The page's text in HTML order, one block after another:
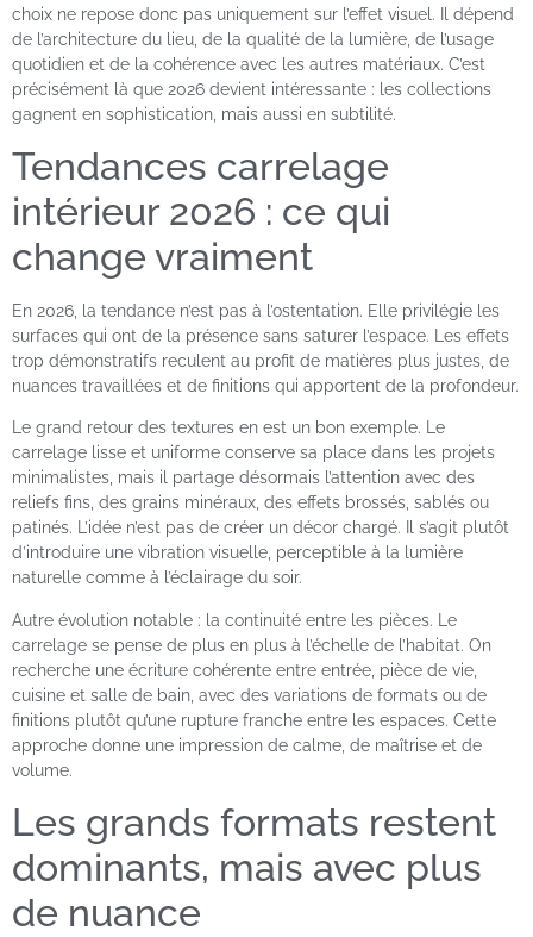
choix ne repose donc pas uniquement sur l’effet visuel. Il dépend
de l’architecture du lieu, de la qualité de la lumière, de l’usage
quotidien et de la cohérence avec les autres matériaux. C’est
précisément là que 2026 devient intéressante : les collections
gagnent en sophistication, mais aussi en subtilité.
Tendances carrelage
intérieur 2026 : ce qui
change vraiment
En 2026, la tendance n’est pas à l’ostentation. Elle privilégie les
surfaces qui ont de la présence sans saturer l’espace. Les effets
trop démonstratifs reculent au profit de matières plus justes, de
nuances travaillées et de finitions qui apportent de la profondeur.
Le grand retour des textures en est un bon exemple. Le
carrelage lisse et uniforme conserve sa place dans les projets
minimalistes, mais il partage désormais l’attention avec des
reliefs fins, des grains minéraux, des effets brossés, sablés ou
patinés. L’idée n’est pas de créer un décor chargé. Il s’agit plutôt
d’introduire une vibration visuelle, perceptible à la lumière
naturelle comme à l’éclairage du soir.
Autre évolution notable : la continuité entre les pièces. Le
carrelage se pense de plus en plus à l’échelle de l’habitat. On
recherche une écriture cohérente entre entrée, pièce de vie,
cuisine et salle de bain, avec des variations de formats ou de
finitions plutôt qu’une rupture franche entre les espaces. Cette
approche donne une impression de calme, de maîtrise et de
volume.
Les grands formats restent
dominants, mais avec plus
de nuance